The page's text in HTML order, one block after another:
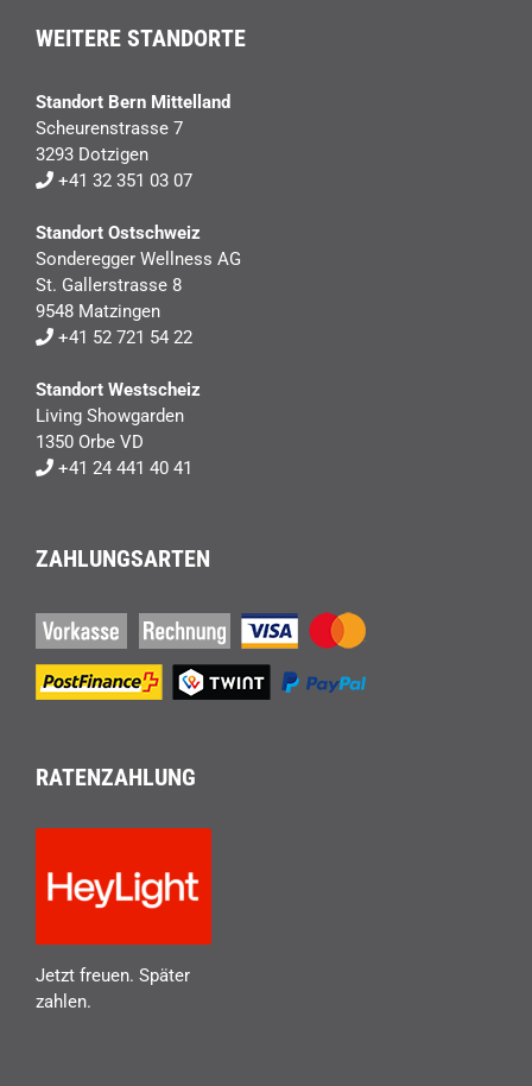
WEITERE STANDORTE
Standort Bern Mittelland
Scheurenstrasse 7
3293 Dotzigen
+41 32 351 03 07
Standort Ostschweiz
Sonderegger Wellness AG
St. Gallerstrasse 8
9548 Matzingen
+41 52 721 54 22
Standort Westscheiz
Living Showgarden
1350 Orbe VD
+41 24 441 40 41
ZAHLUNGSARTEN
RATENZAHLUNG
Jetzt freuen. Später
zahlen.